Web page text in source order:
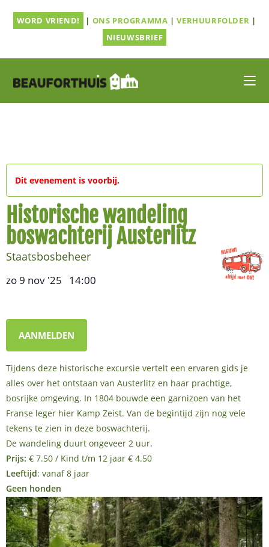
naarWORD VRIEND! | ONS PROGRAMMA |VERHUURFOLDER |
NIEUWSBRIEF
Dit evenement is voorbij.
Historische wandeling
boswachterij Austerlitz
Staatsbosbeheer
zo 9 nov '25 14:00
AANMELDEN
Tijdens deze historische excursie vertelt een ervaren gids je
alles over het ontstaan van Austerlitz en haar prachtige,
bosrijke omgeving. In 1804 bouwde een garnizoen van het
Franse leger hier Kamp Zeist. Van de begintijd zijn nog vele
tekens te zien in deze boswachterij.
De wandeling duurt ongeveer 2 uur.
Prijs: € 7.50 / Kind t/m 12 jaar € 4.50
Leeftijd: vanaf 8 jaar
Geen honden